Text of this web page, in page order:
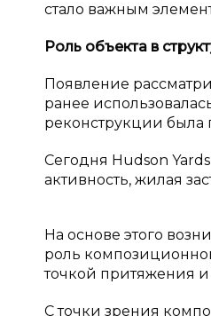
стало важным
Роль объекта в
Появление
ранее
реконструкции была
Сегодня Hudson
активность, жилая
На основе этого
роль
точкой притяжения
С точки зрения